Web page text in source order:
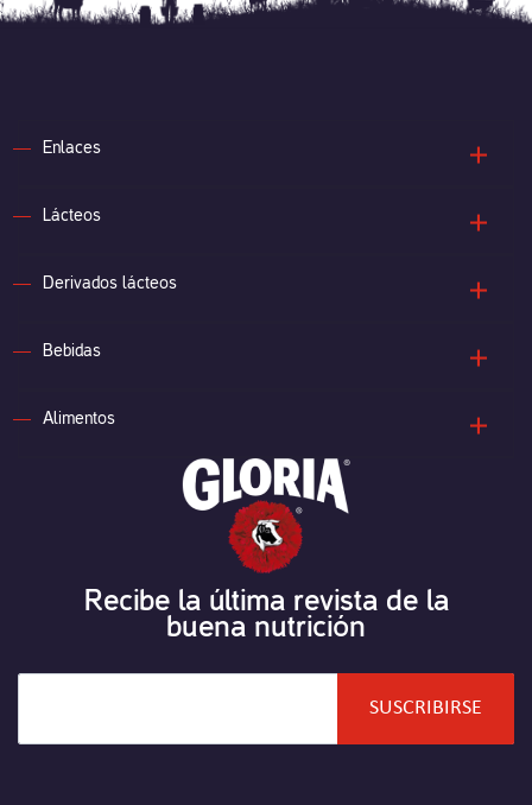
Enlaces
Lácteos
Derivados lácteos
Bebidas
Alimentos
Recibe la última revista de la
buena nutrición